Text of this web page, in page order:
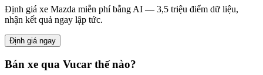
Định giá xe Mazda miễn phí bằng AI — 3,5 triệu điểm dữ liệu,
nhận kết quả ngay lập tức.
Định giá ngay
Bán xe qua Vucar thế nào?